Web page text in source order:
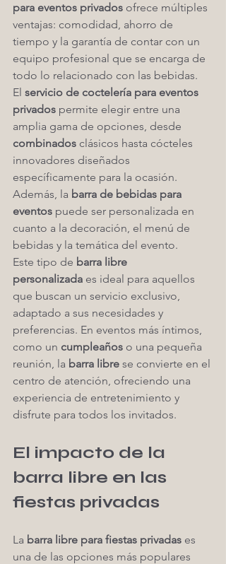
para eventos privados ofrece múltiples
ventajas: comodidad, ahorro de
tiempo y la garantía de contar con un
equipo profesional que se encarga de
todo lo relacionado con las bebidas.
El servicio de coctelería para eventos
privados permite elegir entre una
amplia gama de opciones, desde
combinados clásicos hasta cócteles
innovadores diseñados
específicamente para la ocasión.
Además, la barra de bebidas para
eventos puede ser personalizada en
cuanto a la decoración, el menú de
bebidas y la temática del evento.
Este tipo de barra libre
personalizada es ideal para aquellos
que buscan un servicio exclusivo,
adaptado a sus necesidades y
preferencias. En eventos más íntimos,
como un cumpleaños o una pequeña
reunión, la barra libre se convierte en el
centro de atención, ofreciendo una
experiencia de entretenimiento y
disfrute para todos los invitados.
El impacto de la
barra libre en las
fiestas privadas
La barra libre para fiestas privadas es
una de las opciones más populares